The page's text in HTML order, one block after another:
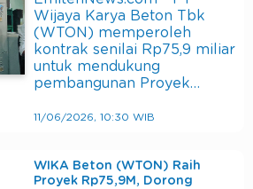
Wijaya Karya Beton Tbk
(WTON) memperoleh
kontrak senilai Rp75,9 miliar
untuk mendukung
pembangunan Proyek…
11/06/2026, 10:30 WIB
WIKA Beton (WTON) Raih
Proyek Rp75,9M, Dorong